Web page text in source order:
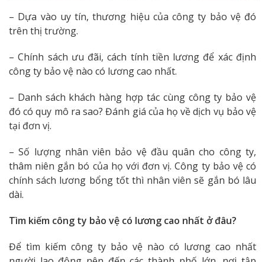
– Dựa vào uy tín, thương hiệu của công ty bảo vệ đó
trên thị trường.
– Chính sách ưu đãi, cách tính tiền lương để xác định
công ty bảo vệ nào có lương cao nhất.
– Danh sách khách hàng hợp tác cùng công ty bảo vệ
đó có quy mô ra sao? Đánh giá của họ về dịch vụ bảo vệ
tại đơn vị.
– Số lượng nhân viên bảo vệ đầu quân cho công ty,
thâm niên gắn bó của họ với đơn vị. Công ty bảo vệ có
chính sách lương bổng tốt thì nhân viên sẽ gắn bó lâu
dài.
Tìm kiếm công ty bảo vệ có lương cao nhất ở đâu?
Để tìm kiếm công ty bảo vệ nào có lương cao nhất